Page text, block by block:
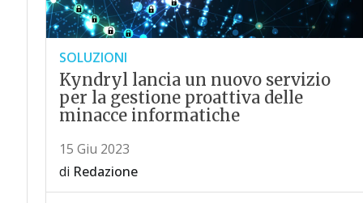
SOLUZIONI
Kyndryl lancia un nuovo servizio
per la gestione proattiva delle
minacce informatiche
15 Giu 2023
di Redazione